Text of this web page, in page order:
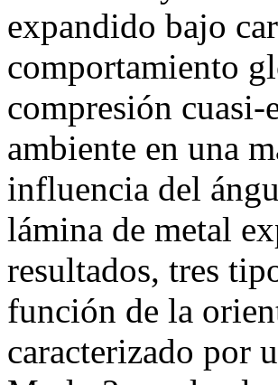
expandido bajo
comportamiento
compresión cuasi-
ambiente en una
influencia del
lámina de metal
resultados, tres
función de la
caracterizado por